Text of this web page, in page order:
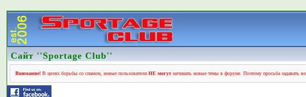
Сайт ''Sportage Club''
Внимание! В целях борьбы со спамом, новые пользователиНЕ могут начинать новые темы в форуме. Поэтому просьба задавать